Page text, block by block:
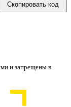
Скопировать код
и запрещены в